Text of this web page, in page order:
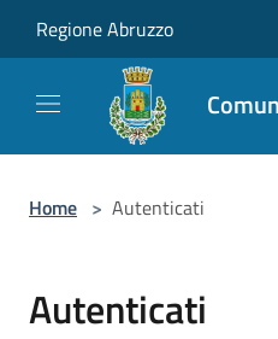
Regione Abruzzo
Home > Autenticati
Autenticati